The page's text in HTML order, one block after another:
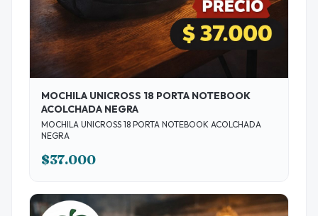
MOCHILA UNICROSS 18 PORTA NOTEBOOK
ACOLCHADA NEGRA
MOCHILA UNICROSS 18 PORTA NOTEBOOK ACOLCHADA
NEGRA
$37.000